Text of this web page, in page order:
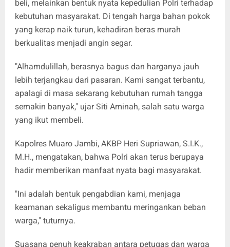
beli, melainkan bentuk nyata kepedulian Polri terhadap
kebutuhan masyarakat. Di tengah harga bahan pokok
yang kerap naik turun, kehadiran beras murah
berkualitas menjadi angin segar.
"Alhamdulillah, berasnya bagus dan harganya jauh
lebih terjangkau dari pasaran. Kami sangat terbantu,
apalagi di masa sekarang kebutuhan rumah tangga
semakin banyak," ujar Siti Aminah, salah satu warga
yang ikut membeli.
Kapolres Muaro Jambi, AKBP Heri Supriawan, S.I.K.,
M.H., mengatakan, bahwa Polri akan terus berupaya
hadir memberikan manfaat nyata bagi masyarakat.
"Ini adalah bentuk pengabdian kami, menjaga
keamanan sekaligus membantu meringankan beban
warga," tuturnya.
Suasana penuh keakraban antara petugas dan warga